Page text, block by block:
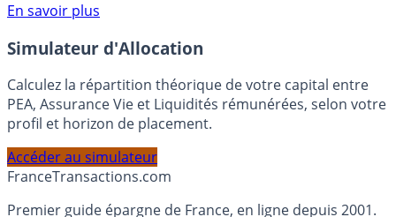
En savoir plus
Simulateur d'Allocation
Calculez la répartition théorique de votre capital entre
PEA, Assurance Vie et Liquidités rémunérées, selon votre
profil et horizon de placement.
Accéder au simulateur
FranceTransactions.com